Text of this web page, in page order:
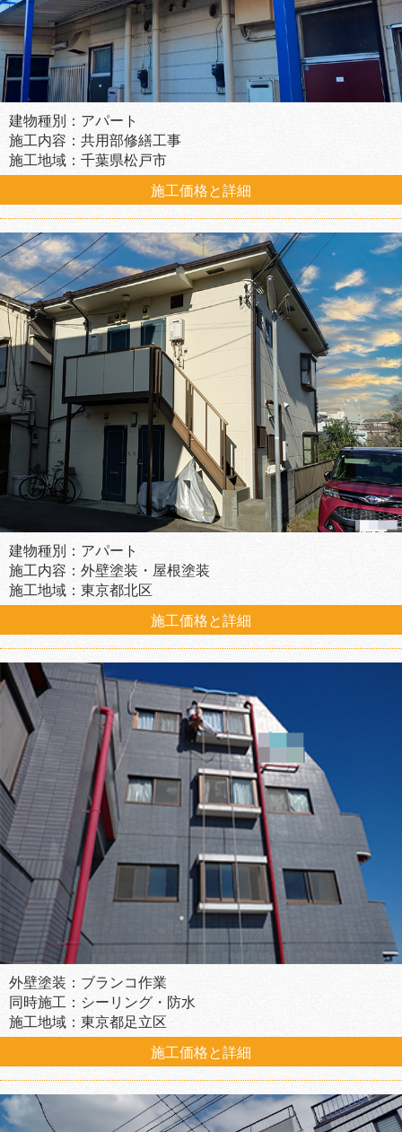
建物種別：アパート
施工内容：共用部修繕工事
施工地域：千葉県松戸市
施工価格と詳細
建物種別：アパート
施工内容：外壁塗装・屋根塗装
施工地域：東京都北区
施工価格と詳細
外壁塗装：ブランコ作業
同時施工：シーリング・防水
施工地域：東京都足立区
施工価格と詳細